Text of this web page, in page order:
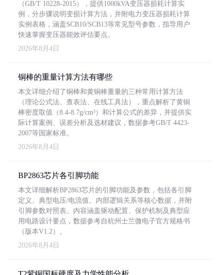
（GB/T 10228-2015），提供1000kVA变压器损耗计算实
例，分步骤说明变损计算方法，并附电力变压器损耗计算
实例表格，涵盖SCB10/SCB13等常见型号参数，指导用户
快速掌握变压器能效评估要点。
2026年8月4日
铜棒的重量计算方法有哪些
本文详细介绍了铜棒和黄铜棒重量的三种常用计算方法
（理论公式法、查表法、在线工具法），重点解析了黄铜
棒密度取值（8.4-8.7g/cm³）和计算公式的差异，并提供实
际计算案例、误差分析及选材建议，数据参考GB/T 4423-
2007等国家标准。
2026年8月4日
BP2863芯片各引脚功能
本文详细解析BP2863芯片的引脚功能及参数，包括各引脚
定义、典型电压/电流值、内部逻辑关系等核心数据，并附
引脚参数对照表。内容涵盖驱动配置、保护机制及典型应
用电路设计要点，数据参考自杭州士兰微电子官方规格书
（版本V1.2）。
2026年8月4日